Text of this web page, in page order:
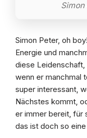
Simon
Simon Peter, oh
Energie und
diese
wenn er manchmal
super interessant,
Nächstes kommt,
er immer bereit, für
das ist doch so